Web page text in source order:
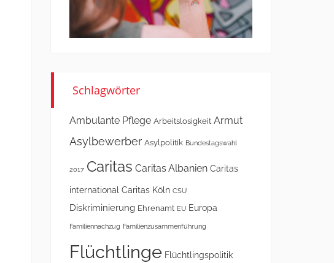
Schlagwörter
Ambulante Pflege Arbeitslosigkeit Armut
Asylbewerber Asylpolitik Bundestagswahl
2017 Caritas Caritas Albanien Caritas
international Caritas Köln CSU
Diskriminierung Ehrenamt EU Europa
Familiennachzug Familienzusammenführung
Flüchtlinge Flüchtlingspolitik